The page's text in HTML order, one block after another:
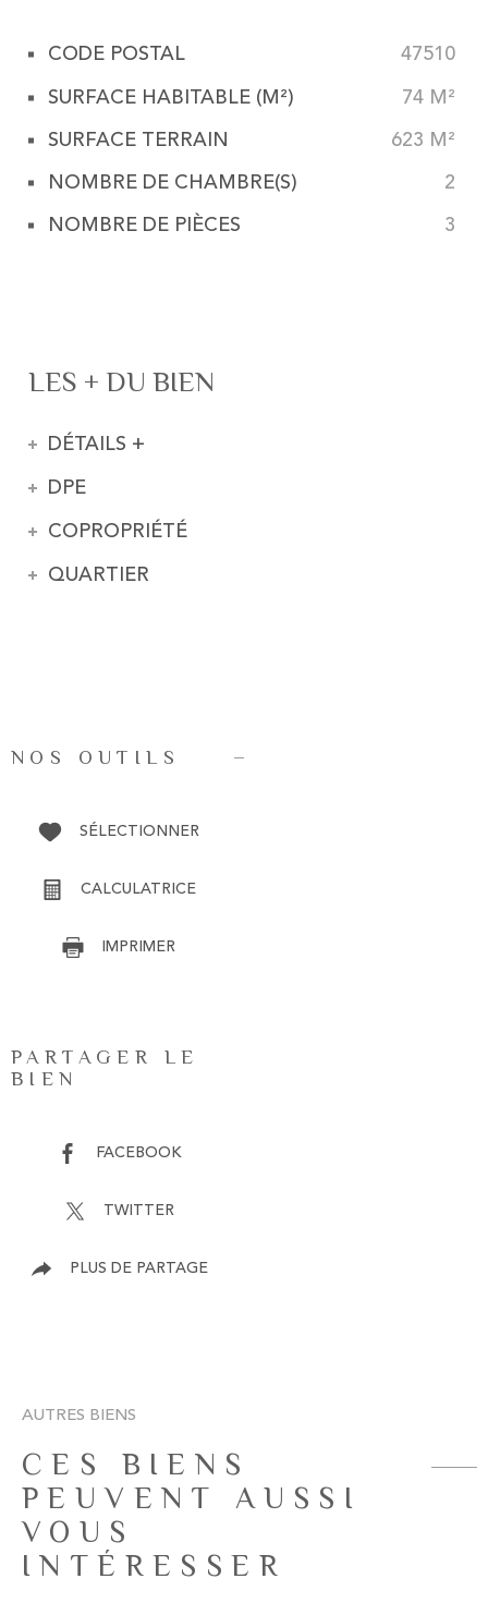
Caractérisque Valeurs
CODE POSTAL 47510
SURFACE HABITABLE (M²) 74 M²
SURFACE TERRAIN 623 M²
NOMBRE DE CHAMBRE(S) 2
NOMBRE DE PIÈCES 3
LES + DU BIEN
DÉTAILS +
DPE
COPROPRIÉTÉ
QUARTIER
NOS OUTILS
SÉLECTIONNER
CALCULATRICE
IMPRIMER
PARTAGER LE
BIEN
FACEBOOK
TWITTER
PLUS DE PARTAGE
AUTRES BIENS
CES BIENS
PEUVENT AUSSI
VOUS
INTÉRESSER